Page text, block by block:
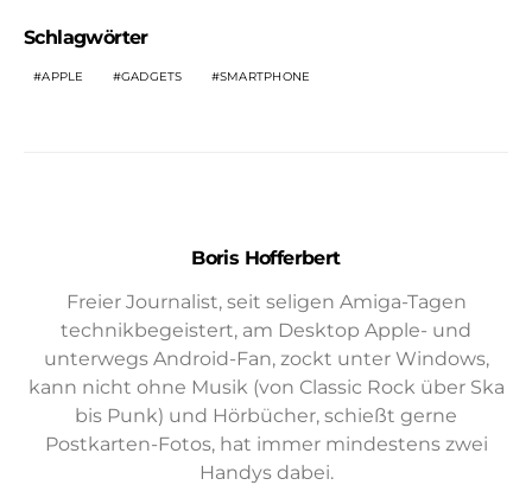
Schlagwörter
APPLE GADGETS SMARTPHONE
Boris Hofferbert
Freier Journalist, seit seligen Amiga-Tagen
technikbegeistert, am Desktop Apple- und
unterwegs Android-Fan, zockt unter Windows,
kann nicht ohne Musik (von Classic Rock über Ska
bis Punk) und Hörbücher, schießt gerne
Postkarten-Fotos, hat immer mindestens zwei
Handys dabei.